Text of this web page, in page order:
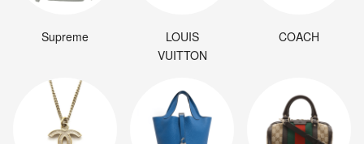
Supreme
LOUIS
VUITTON
COACH